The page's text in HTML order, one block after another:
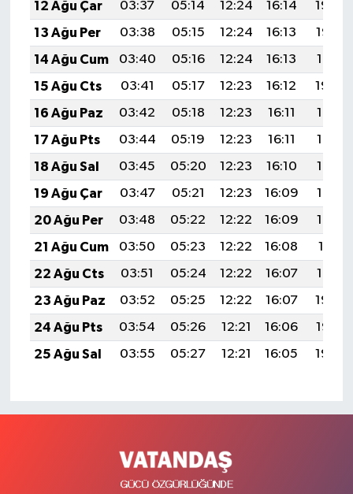
12 Ağu Çar
03:37 05:14 12:24 16:14
19:24
13 Ağu Per
03:38 05:15 12:24 16:13
19:22
14 Ağu Cum
03:40 05:16 12:24 16:13
19:21
15 Ağu Cts
03:41 05:17 12:23 16:12
19:20
16 Ağu Paz
03:42 05:18 12:23 16:11
19:18
17 Ağu Pts
03:44 05:19 12:23 16:11
19:17
18 Ağu Sal
03:45 05:20 12:23 16:10
19:16
19 Ağu Çar
03:47 05:21 12:23 16:09
19:14
20 Ağu Per
03:48 05:22 12:22 16:09
19:13
21 Ağu Cum
03:50 05:23 12:22 16:08
19:11
22 Ağu Cts
03:51 05:24 12:22 16:07
19:10
23 Ağu Paz
03:52 05:25 12:22 16:07
19:08
24 Ağu Pts
03:54 05:26 12:21 16:06
19:07
25 Ağu Sal
03:55 05:27 12:21 16:05 19:05